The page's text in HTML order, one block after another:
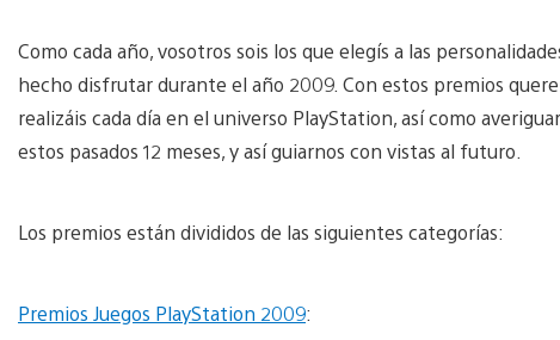
Como cada año, vosotros sois los que elegís a las
hecho disfrutar durante el año 2009. Con estos premios
realizáis cada día en el universo PlayStation, así como
estos pasados 12 meses, y así guiarnos con vistas al futuro.
Los premios están divididos de las siguientes categorías:
Premios Juegos PlayStation 2009: